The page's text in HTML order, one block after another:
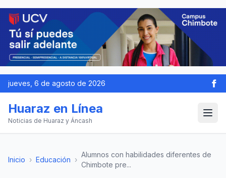
jueves, 6 de agosto de 2026
Huaraz en Línea
Noticias de Huaraz y Áncash
Inicio › Educación ›
Alumnos con habilidades diferentes de
Chimbote pre...